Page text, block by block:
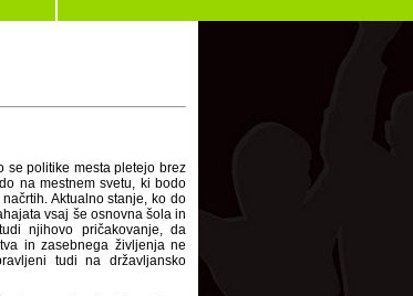
se politike mesta pletejo brez
na mestnem svetu, ki bodo
Aktualno stanje, ko do
vsaj še osnovna šola in
njihovo pričakovanje, da
in zasebnega življenja ne
tudi na državljansko